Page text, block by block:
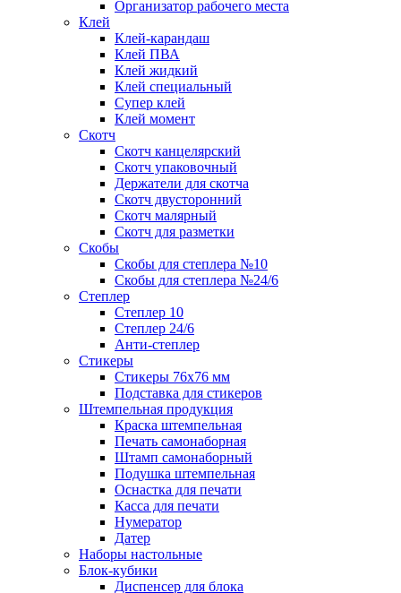
Организатор рабочего места
Клей
Клей-карандаш
Клей ПВА
Клей жидкий
Клей специальный
Супер клей
Клей момент
Скотч
Скотч канцелярский
Скотч упаковочный
Держатели для скотча
Скотч двусторонний
Скотч малярный
Скотч для разметки
Скобы
Скобы для степлера №10
Скобы для степлера №24/6
Степлер
Степлер 10
Степлер 24/6
Анти-степлер
Стикеры
Стикеры 76x76 мм
Подставка для стикеров
Штемпельная продукция
Краска штемпельная
Печать самонаборная
Штамп самонаборный
Подушка штемпельная
Оснастка для печати
Касса для печати
Нумератор
Датер
Наборы настольные
Блок-кубики
Диспенсер для блока